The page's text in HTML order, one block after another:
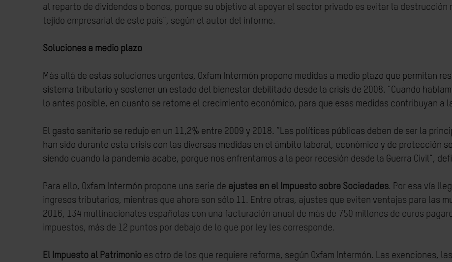
al reparto de dividendos o bonos, porque su objetivo al apoyar el sector privado es evitar la destrucción
tejido empresarial de este país”, según el autor del informe.
Soluciones a medio plazo
Más allá de estas soluciones urgentes, Oxfam Intermón propone medidas a medio plazo que permitan
sistema tributario y sostener un estado del bienestar debilitado desde la crisis de 2008. “Cuando
lo antes posible, en cuanto se retome el crecimiento económico, para que esas medidas contribuyan a
El gasto sanitario se redujo en un 11,2% entre 2009 y 2018. “Las políticas públicas deben de ser la
han sido durante esta crisis con las diversas medidas en el ámbito laboral, económico y de protección
siendo cuando la pandemia acabe, porque nos enfrentamos a la peor recesión desde la Guerra Civil”,
Para ello, Oxfam Intermón propone una serie de ajustes en el Impuesto sobre Sociedades. Por esa vía
ingresos tributarios, mientras que ahora son sólo 11. Entre otras, ajustes que eviten ventajas para las
2016, 134 multinacionales españolas con una facturación anual de más de 750 millones de euros
impuestos, más de 12 puntos por debajo de lo que por ley les corresponde.
El Impuesto al Patrimonio es otro de los que requiere reforma, según Oxfam Intermón. Las exenciones,